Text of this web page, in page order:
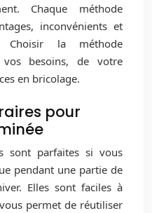
Chaque méthode
inconvénients et
Choisir la méthode
besoins, de votre
en bricolage.
pour
sont parfaites si vous
pendant une partie de
Elles sont faciles à
permet de réutiliser